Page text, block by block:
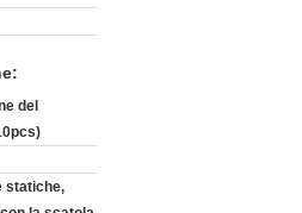
del
statiche,